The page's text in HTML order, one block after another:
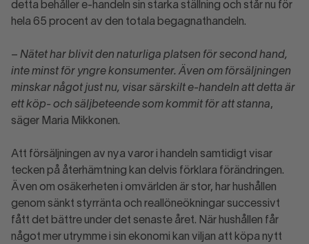
detta behåller e-handeln sin starka ställning och står nu för
hela 65 procent av den totala begagnathandeln.
– Nätet har blivit den naturliga platsen för second hand,
inte minst för yngre konsumenter. Även om försäljningen
minskar något just nu, visar särskilt e-handeln att detta är
ett köp- och säljbeteende som kommit för att stanna,
säger Maria Mikkonen.
Att försäljningen av nya varor i handeln samtidigt visar
tecken på återhämtning kan delvis förklara förändringen.
Även om osäkerheten i omvärlden är stor, har hushållen
genom sänkt styrränta och reallöneökningar successivt
fått det bättre under det senaste året. När hushållen får
något mer utrymme i sin ekonomi kan viljan att köpa nytt